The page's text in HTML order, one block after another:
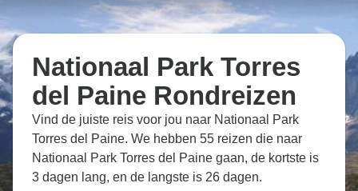
Nationaal Park Torres
del Paine Rondreizen
Vind de juiste reis voor jou naar Nationaal Park
Torres del Paine. We hebben 55 reizen die naar
Nationaal Park Torres del Paine gaan, de kortste is
3 dagen lang, en de langste is 26 dagen.